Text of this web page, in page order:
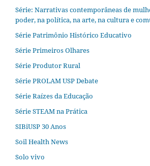
Série: Narrativas contemporâneas de
poder, na política, na arte, na cultura e
Série Patrimônio Histórico Educativo
Série Primeiros Olhares
Série Produtor Rural
Série PROLAM USP Debate
Série Raízes da Educação
Série STEAM na Prática
SIBiUSP 30 Anos
Soil Health News
Solo vivo